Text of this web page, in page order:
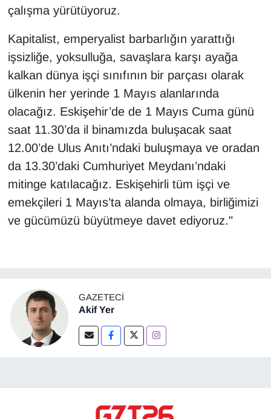
çalışma yürütüyoruz.
Kapitalist, emperyalist barbarlığın yarattığı
işsizliğe, yoksulluğa, savaşlara karşı ayağa
kalkan dünya işçi sınıfının bir parçası olarak
ülkenin her yerinde 1 Mayıs alanlarında
olacağız. Eskişehir’de de 1 Mayıs Cuma günü
saat 11.30’da il binamızda buluşacak saat
12.00’de Ulus Anıtı’ndaki buluşmaya ve oradan
da 13.30’daki Cumhuriyet Meydanı’ndaki
mitinge katılacağız. Eskişehirli tüm işçi ve
emekçileri 1 Mayıs’ta alanda olmaya, birliğimizi
ve gücümüzü büyütmeye davet ediyoruz."
GAZETECI
Akif Yer